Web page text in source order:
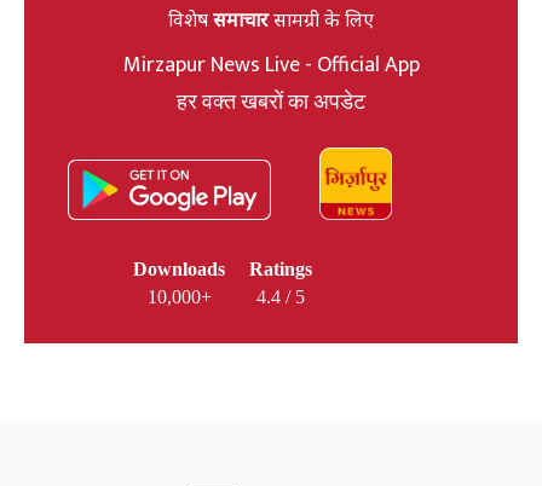
विशेषसमाचारसामग्री के लिए
Mirzapur News Live - Official App
हर वक्त खबरों का अपडेट
Downloads
10,000+
Ratings
4.4 / 5